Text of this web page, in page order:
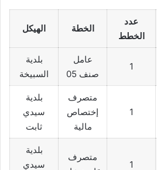
الهيكل الخطة
عدد
الخطط
بلدية
السبيخة
عامل
صنف 05
1
بلدية
سيدي
ثابت
متصرف
إختصاص
مالية
1
بلدية
سيدي
متصرف
1